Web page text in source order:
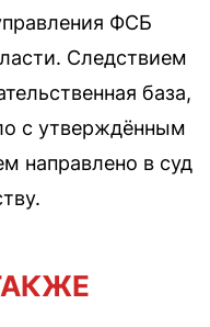
ФСБ
Следствием
база,
с утверждённым
направлено в суд